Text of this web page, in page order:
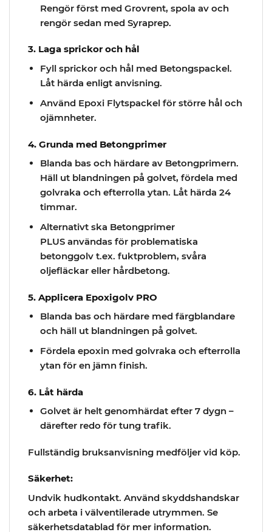
Rengör först med Grovrent, spola av och
rengör sedan med Syraprep.
3. Laga sprickor och hål
Fyll sprickor och hål med Betongspackel.
Låt härda enligt anvisning.
Använd Epoxi Flytspackel för större hål och
ojämnheter.
4. Grunda med Betongprimer
Blanda bas och härdare av Betongprimern.
Häll ut blandningen på golvet, fördela med
golvraka och efterrolla ytan. Låt härda 24
timmar.
Alternativt ska Betongprimer
PLUS användas för problematiska
betonggolv t.ex. fuktproblem, svåra
oljefläckar eller hårdbetong.
5. Applicera Epoxigolv PRO
Blanda bas och härdare med färgblandare
och häll ut blandningen på golvet.
Fördela epoxin med golvraka och efterrolla
ytan för en jämn finish.
6. Låt härda
Golvet är helt genomhärdat efter 7 dygn –
därefter redo för tung trafik.
Fullständig bruksanvisning medföljer vid köp.
Säkerhet:
Undvik hudkontakt. Använd skyddshandskar
och arbeta i välventilerade utrymmen. Se
säkerhetsdatablad för mer information.